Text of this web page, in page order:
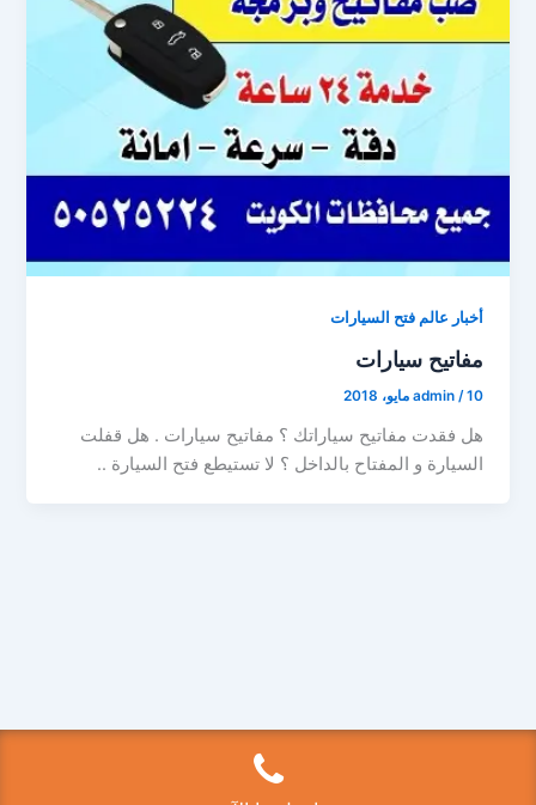
أخبار عالم فتح السيارات
مفاتيح سيارات
admin /10 مايو، 2018
هل فقدت مفاتيح سياراتك ؟ مفاتيح سيارات . هل قفلت
السيارة و المفتاح بالداخل ؟ لا تستيطع فتح السيارة ..